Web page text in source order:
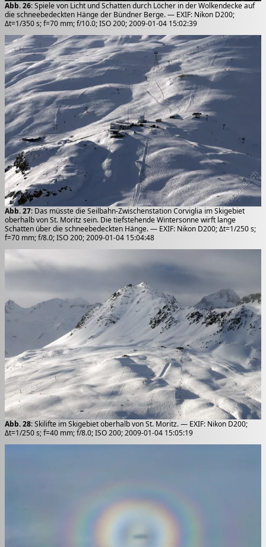
Abb. 26: Spiele von Licht und Schatten durch Löcher in der Wolkendecke auf
die schneebedeckten Hänge der Bündner Berge. — EXIF: Nikon D200;
Δt=1/350 s; f=70 mm; f/10.0; ISO 200; 2009-01-04 15:02:39
Abb. 27: Das müsste die Seilbahn-Zwischenstation Corviglia im Skigebiet
oberhalb von St. Moritz sein. Die tiefstehende Wintersonne wirft lange
Schatten über die schneebedeckten Hänge. — EXIF: Nikon D200; Δt=1/250 s;
f=70 mm; f/8.0; ISO 200; 2009-01-04 15:04:48
Abb. 28: Skilifte im Skigebiet oberhalb von St. Moritz. — EXIF: Nikon D200;
Δt=1/250 s; f=40 mm; f/8.0; ISO 200; 2009-01-04 15:05:19